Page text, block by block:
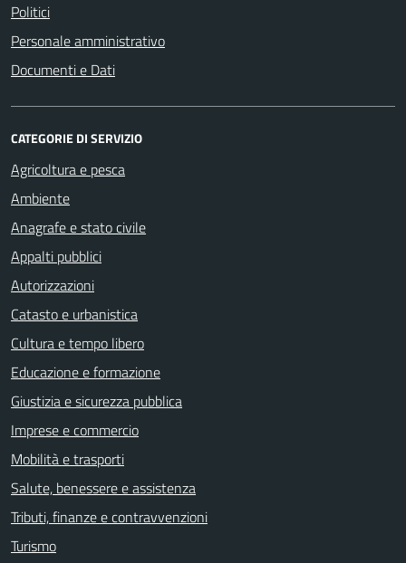
Politici
Personale amministrativo
Documenti e Dati
CATEGORIE DI SERVIZIO
Agricoltura e pesca
Ambiente
Anagrafe e stato civile
Appalti pubblici
Autorizzazioni
Catasto e urbanistica
Cultura e tempo libero
Educazione e formazione
Giustizia e sicurezza pubblica
Imprese e commercio
Mobilità e trasporti
Salute, benessere e assistenza
Tributi, finanze e contravvenzioni
Turismo